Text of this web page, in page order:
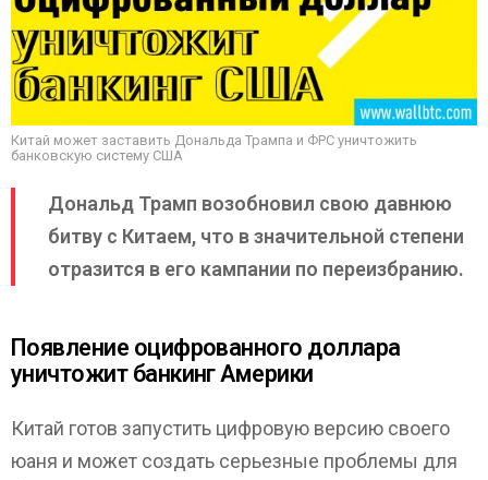
Китай может заставить Дональда Трампа и ФРС уничтожить
банковскую систему США
Дональд Трамп возобновил свою давнюю
битву с Китаем, что в значительной степени
отразится в его кампании по переизбранию.
Появление оцифрованного доллара
уничтожит банкинг Америки
Китай готов запустить цифровую версию своего
юаня и может создать серьезные проблемы для